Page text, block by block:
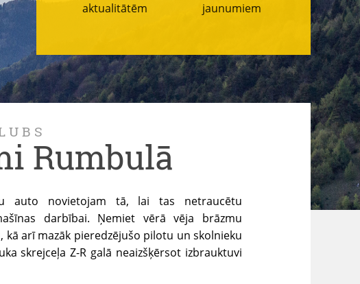
aktualitātēm
jaunumiem
Rumbulā
auto novietojam tā, lai tas netraucētu
darbībai. Ņemiet vērā vēja brāzmu
arī mazāk pieredzējušo pilotu un skolnieku
skrejceļa Z-R galā neaizšķērsot izbrauktuvi